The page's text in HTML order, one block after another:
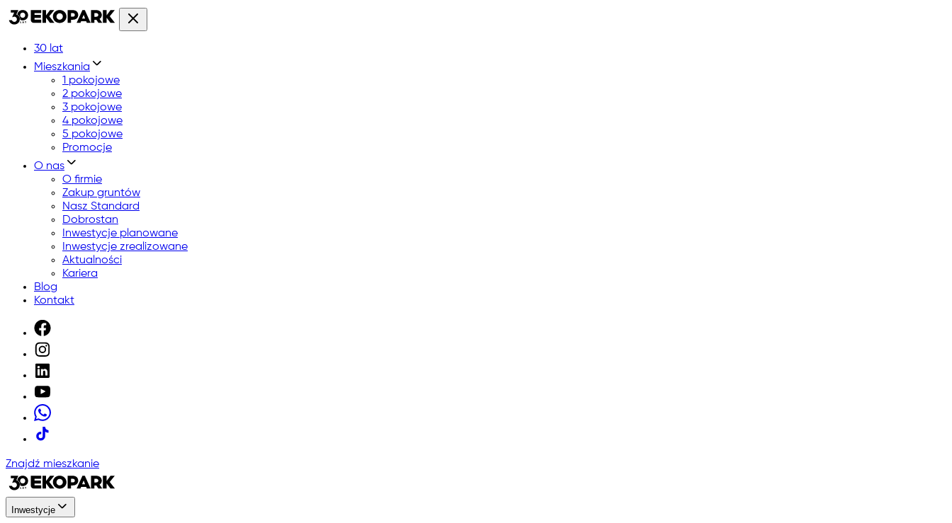
30 lat
Mieszkania
1 pokojowe
2 pokojowe
3 pokojowe
4 pokojowe
5 pokojowe
Promocje
O nas
O firmie
Zakup gruntów
Nasz Standard
Dobrostan
Inwestycje planowane
Inwestycje zrealizowane
Aktualności
Kariera
Blog
Kontakt
Znajdź mieszkanie
Inwestycje